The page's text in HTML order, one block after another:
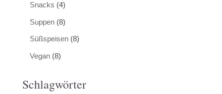
Snacks (4)
Suppen(8)
Süßspeisen(8)
Vegan(8)
Schlagwörter